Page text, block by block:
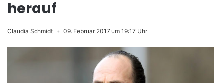
herauf
Claudia Schmidt 09. Februar 2017 um 19:17 Uhr